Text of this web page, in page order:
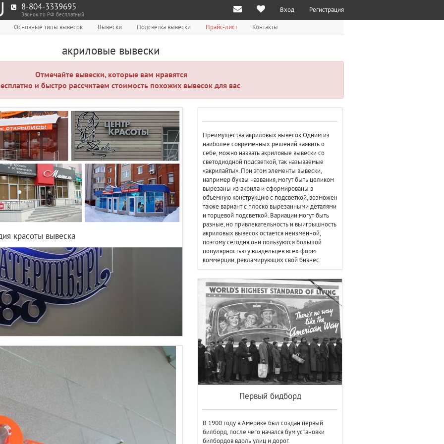
8-804-3339695
Звонок по РФ бесплатный
Вход Регистрация
Основные типы вывесок Вывески Подсветка вывески Прайс-лист Контакты
акриловые вывески
Отмечайте вывески, которые вам нравятся
и быстро рассчитаем стоимость похожих вывесок для вас
Преимущества акриловых вывесок Одним из
наиболее современных решений заявить о
себе, можно назвать акриловые вывески со
светодиодной подсветкой, так называемые
«акрилайты». При этом элементы вывески,
например буквы названия, могут быть целиком
вырезаны из акрила и сформированы в
объемную конструкцию с подсветкой, возможен
также вариант с плоско вырезанными деталями
и торцевой подсветкой. Вариации могут быть
разные, но привлекательность и выигрышность
акриловых вывесок остается неизменной,
поэтому сегодня они пользуются большой
популярностью у владельцев всех форм
коммерции, рекламирующих свой бизнес.
Первый бидборд
В 1900 году в Америке был создан первый
билборд, после чего начался бум установки
билбордов вдоль улиц и дорог.
красоты вывеска